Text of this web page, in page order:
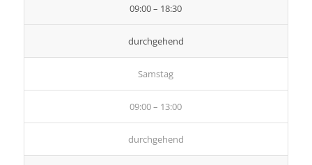
09:00 – 18:30
durchgehend
Samstag
09:00 – 13:00
durchgehend